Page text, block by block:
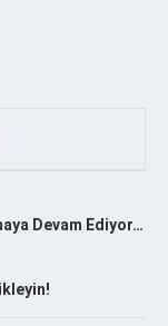
Devam Ediyor…